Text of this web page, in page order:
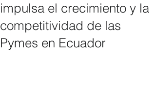
impulsa el crecimiento y la
competitividad de las
Pymes en Ecuador